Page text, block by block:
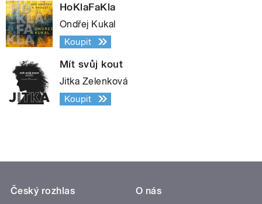
HoKlaFaKla
Ondřej Kukal
Koupit
Mít svůj kout
Jitka Zelenková
Koupit
Český rozhlas
O nás